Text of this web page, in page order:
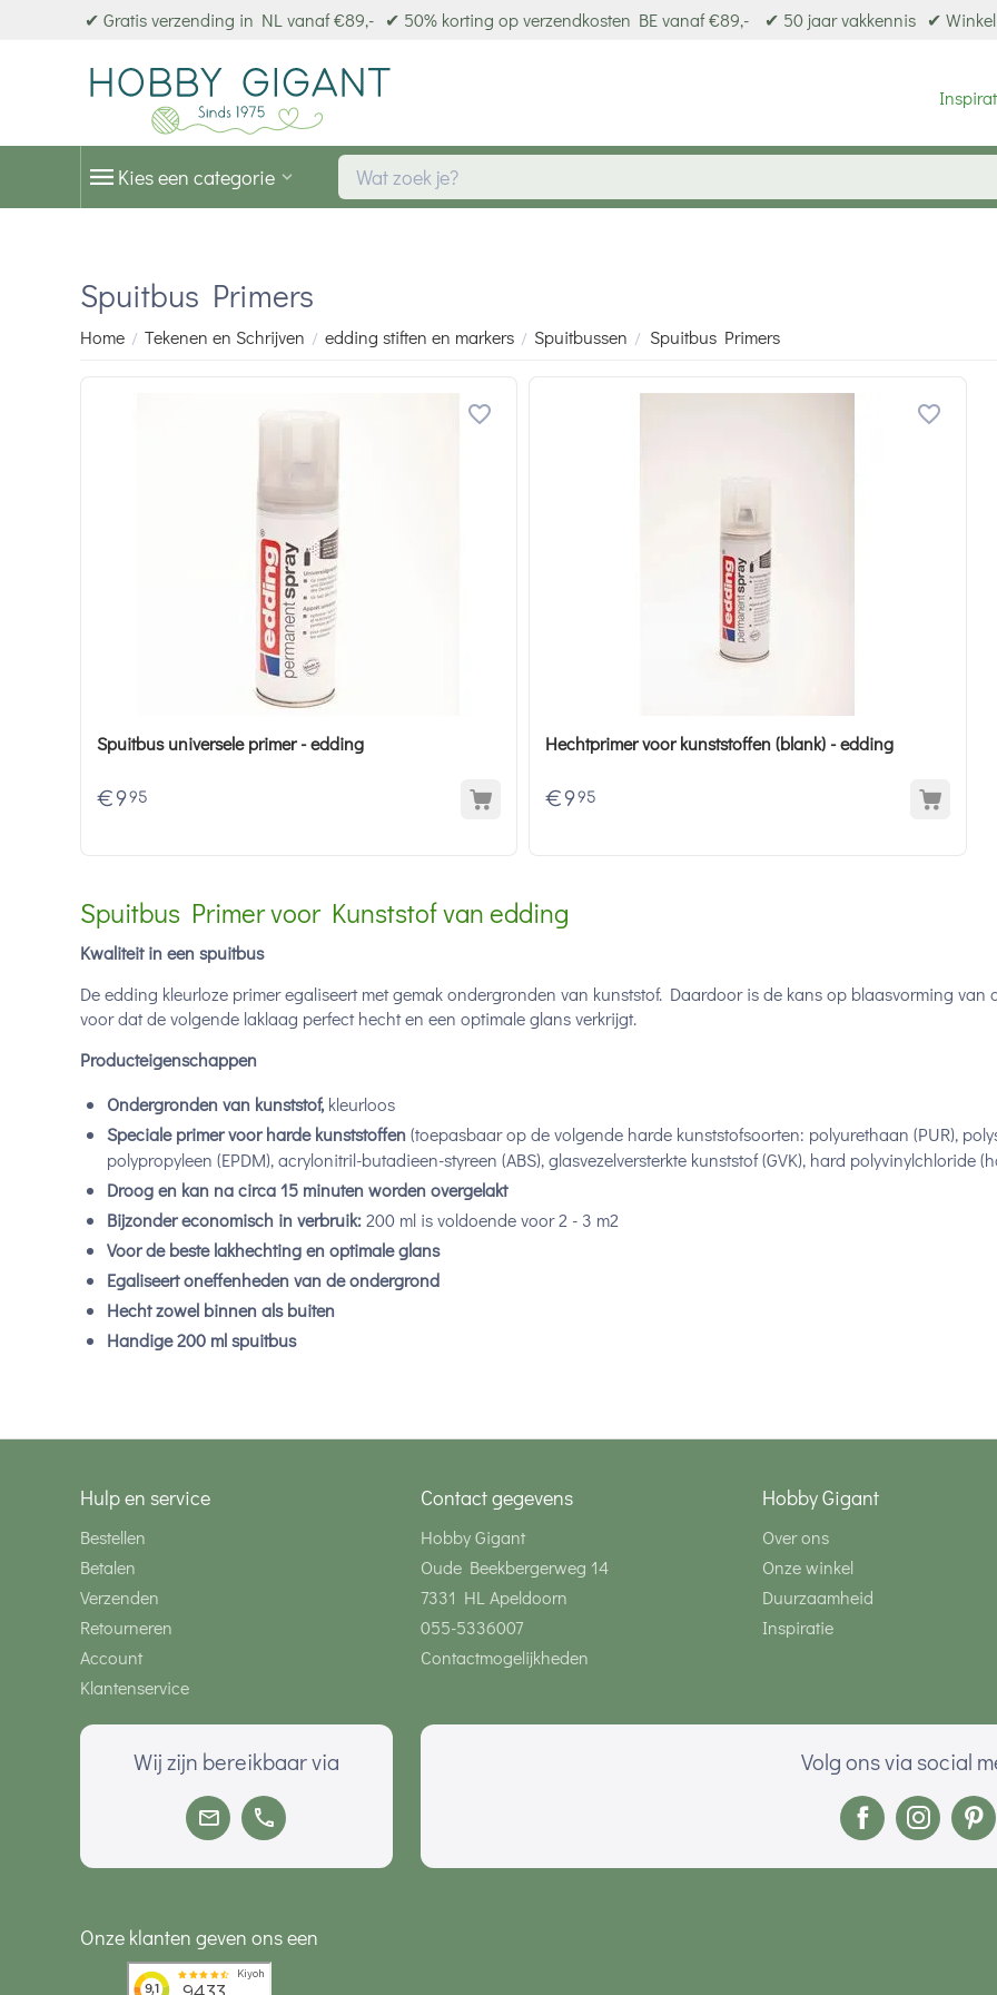
✔ Gratis verzending in NL vanaf €89,- ✔ 50% korting op verzendkosten BE vanaf €89,- ✔ 50 jaar vakkennis ✔
Kies een categorie
Spuitbus Primers
Home / Tekenen en Schrijven / edding stiften en markers / Spuitbussen / Spuitbus Primers
Spuitbus Primer voor Kunststof van edding
Kwaliteit in een spuitbus
De edding kleurloze primer egaliseert met gemak ondergronden van kunststof. Daardoor is de kans op blaasvorming
voor dat de volgende laklaag perfect hecht en een optimale glans verkrijgt.
Producteigenschappen
Ondergronden van kunststof, kleurloos
Speciale primer voor harde kunststoffen (toepasbaar op de volgende harde kunststofsoorten: polyurethaan (PUR),
polypropyleen (EPDM), acrylonitril-butadieen-styreen (ABS), glasvezelversterkte kunststof (GVK), hard polyvinylchloride
Droog en kan na circa 15 minuten worden overgelakt
Bijzonder economisch in verbruik:200 ml is voldoende voor 2 - 3 m2
Voor de beste lakhechting en optimale glans
Egaliseert oneffenheden van de ondergrond
Hecht zowel binnen als buiten
Handige 200 ml spuitbus
Spuitbus universele primer - edding
€9 95
Hechtprimer voor kunststoffen (blank) - edding
€9 95
Hulp en service
Bestellen
Betalen
Verzenden
Retourneren
Account
Klantenservice
Contact gegevens
Hobby Gigant
Oude Beekbergerweg 14
7331 HL Apeldoorn
055-5336007
Contactmogelijkheden
Hobby Gigant
Over ons
Onze winkel
Duurzaamheid
Inspiratie
Wij zijn bereikbaar via Volg ons via social
Onze klanten geven ons een